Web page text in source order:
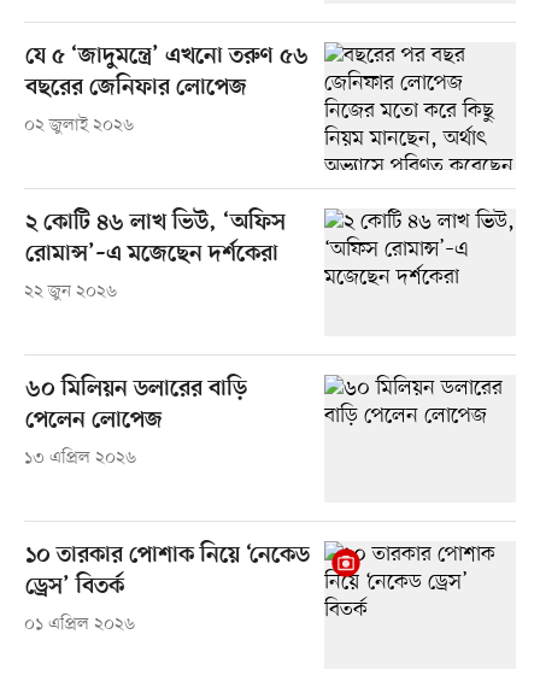
যে ৫ ‘জাদুমন্ত্রে’ এখনো তরুণ ৫৬
বছরের জেনিফার লোপেজ
০২ জুলাই ২০২৬
২ কোটি ৪৬ লাখ ভিউ, ‘অফিস
রোমান্স’–এ মজেছেন দর্শকেরা
২২ জুন ২০২৬
৬০ মিলিয়ন ডলারের বাড়ি
পেলেন লোপেজ
১৩ এপ্রিল ২০২৬
১০ তারকার পোশাক নিয়ে ‘নেকেড
ড্রেস’ বিতর্ক
০১ এপ্রিল ২০২৬